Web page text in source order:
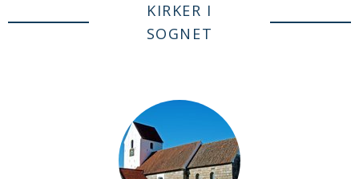
KIRKER I
SOGNET